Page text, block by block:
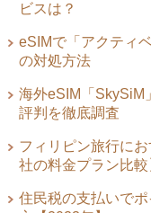
ビスは？
eSIMで「アクティ
の対処方法
海外eSIM「SkySiM
評判を徹底調査
フィリピン旅行に
社の料金プラン比較
住民税の支払いで